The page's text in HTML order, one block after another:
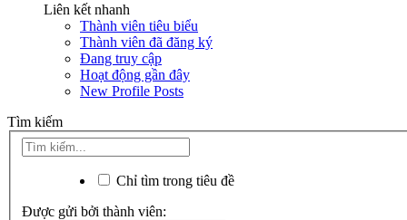
Liên kết nhanh
Thành viên tiêu biểu
Thành viên đã đăng ký
Đang truy cập
Hoạt động gần đây
New Profile Posts
Tìm kiếm
Chỉ tìm trong tiêu đề
Được gửi bởi thành viên: